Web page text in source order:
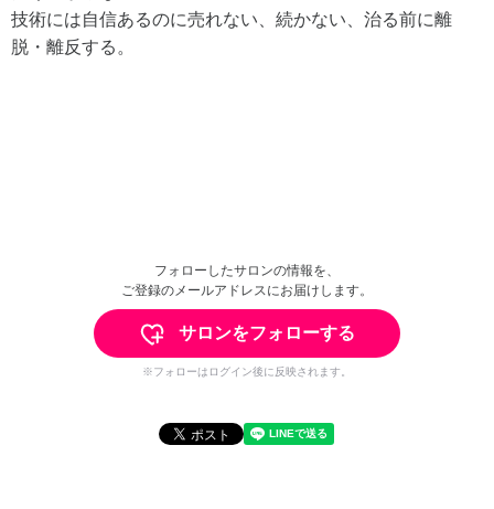
技術には自信あるのに売れない、続かない、治る前に離
脱・離反する。
フォローしたサロンの情報を、
ご登録のメールアドレスにお届けします。
サロンをフォローする
※フォローはログイン後に反映されます。